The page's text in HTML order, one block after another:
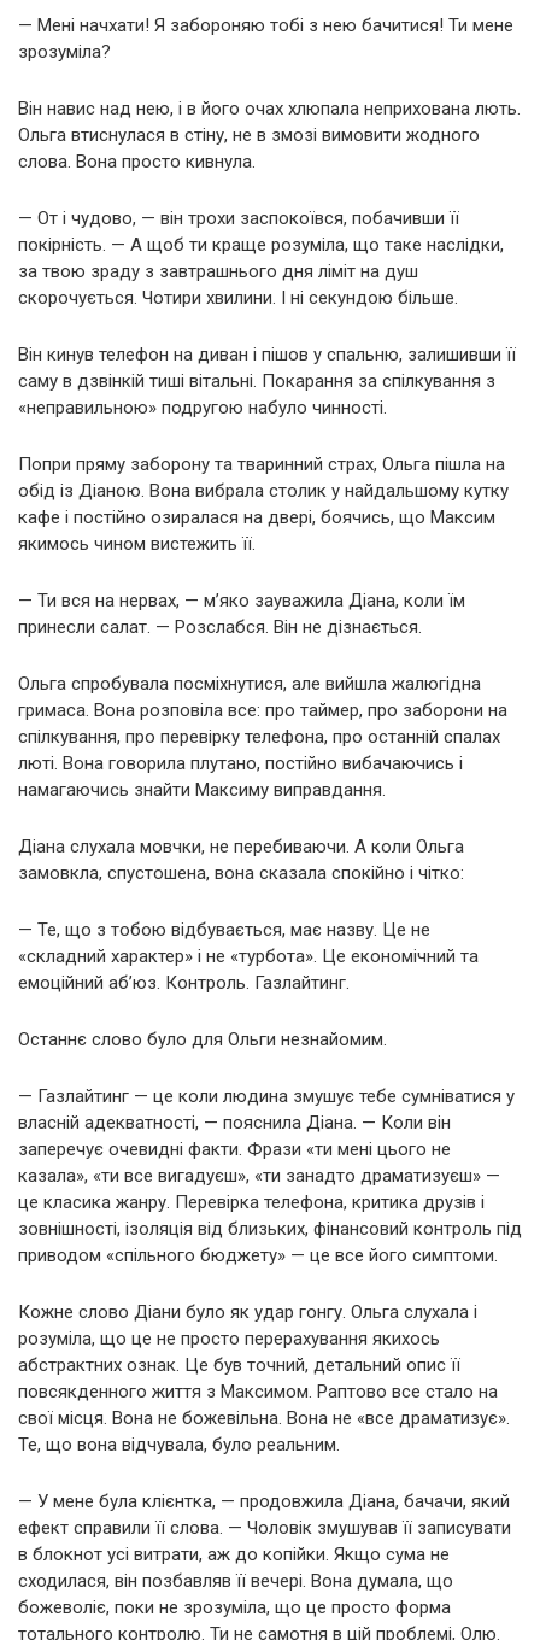
— Мені начхати! Я забороняю тобі з нею бачитися! Ти мене
зрозуміла?
Він навис над нею, і в його очах хлюпала неприхована лють.
Ольга втиснулася в стіну, не в змозі вимовити жодного
слова. Вона просто кивнула.
— От і чудово, — він трохи заспокоївся, побачивши її
покірність. — А щоб ти краще розуміла, що таке наслідки,
за твою зраду з завтрашнього дня ліміт на душ
скорочується. Чотири хвилини. І ні секундою більше.
Він кинув телефон на диван і пішов у спальню, залишивши її
саму в дзвінкій тиші вітальні. Покарання за спілкування з
«неправильною» подругою набуло чинності.
Попри пряму заборону та тваринний страх, Ольга пішла на
обід із Діаною. Вона вибрала столик у найдальшому кутку
кафе і постійно озиралася на двері, боячись, що Максим
якимось чином вистежить її.
— Ти вся на нервах, — м’яко зауважила Діана, коли їм
принесли салат. — Розслабся. Він не дізнається.
Ольга спробувала посміхнутися, але вийшла жалюгідна
гримаса. Вона розповіла все: про таймер, про заборони на
спілкування, про перевірку телефона, про останній спалах
люті. Вона говорила плутано, постійно вибачаючись і
намагаючись знайти Максиму виправдання.
Діана слухала мовчки, не перебиваючи. А коли Ольга
замовкла, спустошена, вона сказала спокійно і чітко:
— Те, що з тобою відбувається, має назву. Це не
«складний характер» і не «турбота». Це економічний та
емоційний аб’юз. Контроль. Газлайтинг.
Останнє слово було для Ольги незнайомим.
— Газлайтинг — це коли людина змушує тебе сумніватися у
власній адекватності, — пояснила Діана. — Коли він
заперечує очевидні факти. Фрази «ти мені цього не
казала», «ти все вигадуєш», «ти занадто драматизуєш» —
це класика жанру. Перевірка телефона, критика друзів і
зовнішності, ізоляція від близьких, фінансовий контроль під
приводом «спільного бюджету» — це все його симптоми.
Кожне слово Діани було як удар гонгу. Ольга слухала і
розуміла, що це не просто перерахування якихось
абстрактних ознак. Це був точний, детальний опис її
повсякденного життя з Максимом. Раптово все стало на
свої місця. Вона не божевільна. Вона не «все драматизує».
Те, що вона відчувала, було реальним.
— У мене була клієнтка, — продовжила Діана, бачачи, який
ефект справили її слова. — Чоловік змушував її записувати
в блокнот усі витрати, аж до копійки. Якщо сума не
сходилася, він позбавляв її вечері. Вона думала, що
божеволіє, поки не зрозуміла, що це просто форма
тотального контролю. Ти не самотня в цій проблемі, Олю.